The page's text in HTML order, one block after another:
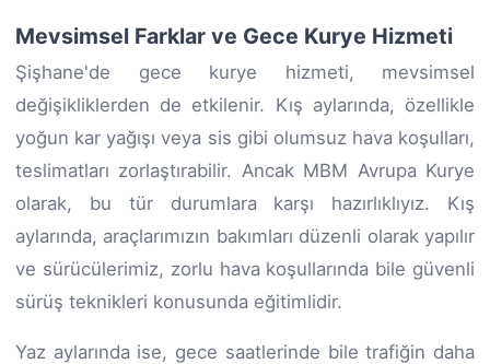
Mevsimsel Farklar ve Gece Kurye Hizmeti
Şişhane'de gece kurye hizmeti, mevsimsel
değişikliklerden de etkilenir. Kış aylarında, özellikle
yoğun kar yağışı veya sis gibi olumsuz hava koşulları,
teslimatları zorlaştırabilir. Ancak MBM Avrupa Kurye
olarak, bu tür durumlara karşı hazırlıklıyız. Kış
aylarında, araçlarımızın bakımları düzenli olarak yapılır
ve sürücülerimiz, zorlu hava koşullarında bile güvenli
sürüş teknikleri konusunda eğitimlidir.
Yaz aylarında ise, gece saatlerinde bile trafiğin daha